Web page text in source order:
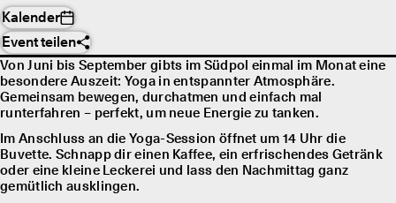
Kalender
Event teilen
Von Juni bis September gibts im Südpol einmal im Monat eine
besondere Auszeit: Yoga in entspannter Atmosphäre.
Gemeinsam bewegen, durchatmen und einfach mal
runterfahren – perfekt, um neue Energie zu tanken.
Im Anschluss an die Yoga-Session öffnet um 14 Uhr die
Buvette. Schnapp dir einen Kaffee, ein erfrischendes Getränk
oder eine kleine Leckerei und lass den Nachmittag ganz
gemütlich ausklingen.